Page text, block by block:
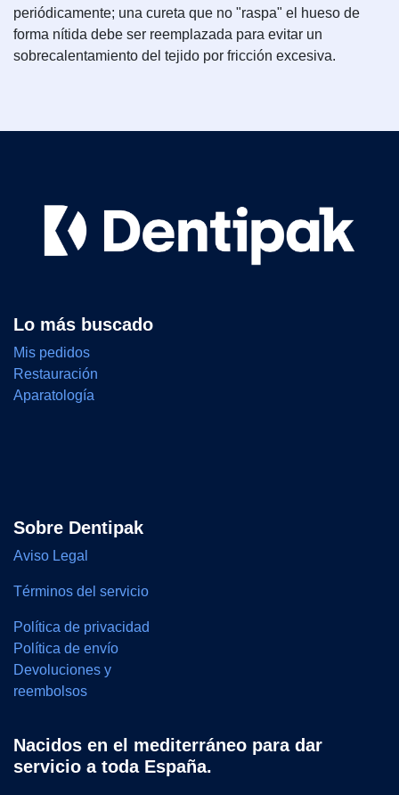
periódicamente; una cureta que no "raspa" el hueso de
forma nítida debe ser reemplazada para evitar un
sobrecalentamiento del tejido por fricción excesiva.
Lo más buscado
Mis pedidos
Restauración
Aparatología
Sobre Dentipak
Aviso Legal
Términos del servicio
Política de privacidad
Política de envío
Devoluciones y
reembolsos
Nacidos en el mediterráneo para dar
servicio a toda España.